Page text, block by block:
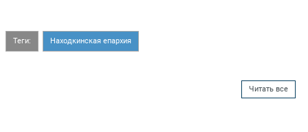
Теги: Находкинская епархия
Читать все